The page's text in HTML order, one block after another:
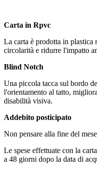
Carta in Rpvc
La carta è prodotta in plastica
circolarità e ridurre l'impatto
Blind Notch
Una piccola tacca sul bordo
l'orientamento al tatto,
disabilità visiva.
Addebito posticipato
Non pensare alla fine del
Le spese effettuate con la
a 48 giorni dopo la data di